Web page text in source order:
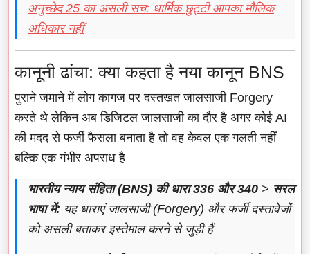
अनुच्छेद 25 का असली सच: धार्मिक छुट्टी आपका मौलिक
अधिकार नहीं
कानूनी ढांचा: क्या कहता है नया कानून BNS
पुराने जमाने में लोग कागज पर दस्तखत जालसाजी Forgery
करते थे लेकिन अब डिजिटल जालसाजी का दौर है अगर कोई AI
की मदद से फर्जी फैसला बनाता है तो वह केवल एक गलती नहीं
बल्कि एक गंभीर अपराध है
भारतीय न्याय संहिता (BNS) की धारा 336 और 340 > सरल
भाषा में: यह धाराएं जालसाजी (Forgery) और फर्जी दस्तावेजों
को असली बताकर इस्तेमाल करने से जुड़ी हैं